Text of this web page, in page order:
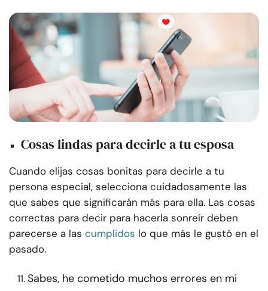
Cosas lindas para decirle a tu esposa
Cuando elijas cosas bonitas para decirle a tu
persona especial, selecciona cuidadosamente las
que sabes que significarán más para ella. Las cosas
correctas para decir para hacerla sonreír deben
parecerse a las cumplidos lo que más le gustó en el
pasado.
Sabes, he cometido muchos errores en mi